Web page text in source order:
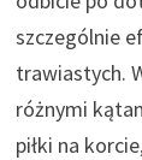
szczególnie
trawiastych.
różnymi
piłki na